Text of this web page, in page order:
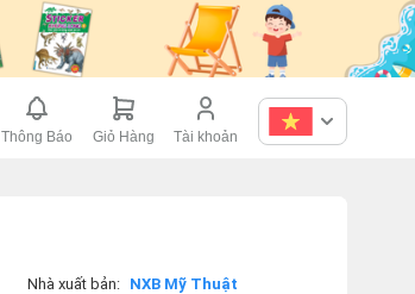
Thông Báo Giỏ Hàng Tài khoản
Nhà xuất bản:
NXB Mỹ Thuật